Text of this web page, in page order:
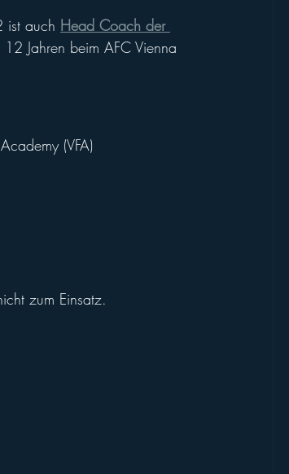
ist auch Head Coach der
Jahren beim AFC Vienna
(VFA)
zum Einsatz.